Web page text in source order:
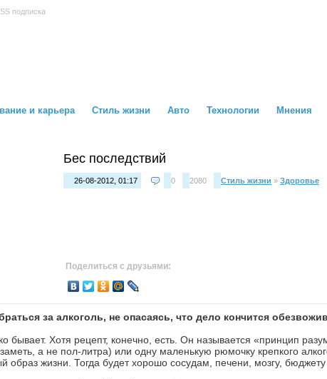
подписка
и карьера Стиль жизни Авто Технологии Мнения
Бес последствий
26-08-2012, 01:17 0 2080 Стиль жизни » Здоровье
Поделиться с друзьями:
за алкоголь, не опасаясь, что дело кончится
бывает. Хотя рецепт, конечно, есть. Он называется «принцип
а не пол-литра) или одну маленькую рюмочку крепкого
жизни. Тогда будет хорошо сосудам, печени, мозгу, бюджету